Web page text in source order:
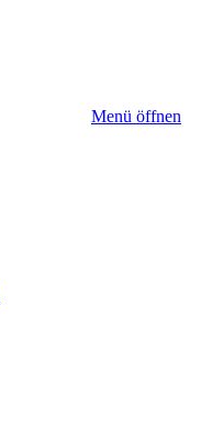
Menü öffnen